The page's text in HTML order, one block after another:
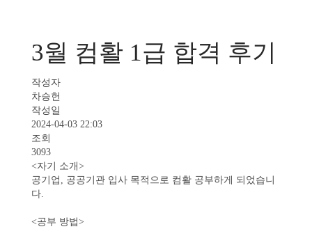
3월 컴활 1급 합격 후기
작성자
차승헌
작성일
2024-04-03 22:03
조회
3093
<자기 소개>
공기업, 공공기관 입사 목적으로 컴활 공부하게 되었습니
다.
<공부 방법>